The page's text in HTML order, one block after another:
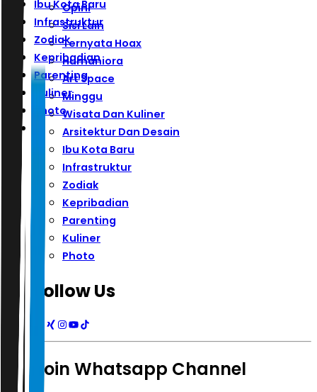
Ibu Kota Baru
Infrastruktur
Zodiak
Kepribadian
Parenting
Kuliner
Photo
Opini
Sisi Lain
Ternyata Hoax
Humaniora
Art Space
Minggu
Wisata Dan Kuliner
Arsitektur Dan Desain
Ibu Kota Baru
Infrastruktur
Zodiak
Kepribadian
Parenting
Kuliner
Photo
Follow Us
Join Whatsapp Channel